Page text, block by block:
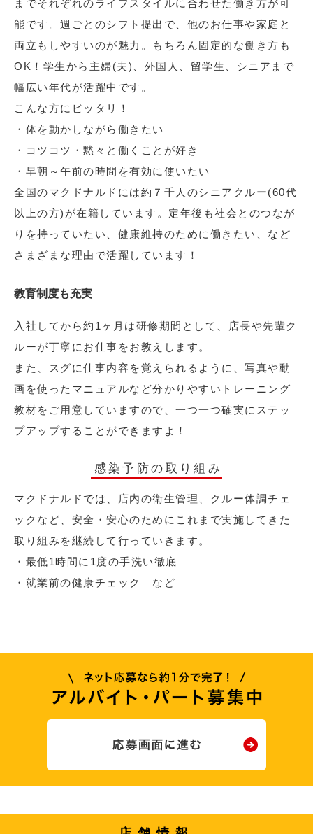
までそれぞれのライフスタイルに合わせた働き方が可
能です。週ごとのシフト提出で、他のお仕事や家庭と
両立もしやすいのが魅力。もちろん固定的な働き方も
OK！学生から主婦(夫)、外国人、留学生、シニアまで
幅広い年代が活躍中です。
こんな方にピッタリ！
・体を動かしながら働きたい
・コツコツ・黙々と働くことが好き
・早朝～午前の時間を有効に使いたい
全国のマクドナルドには約７千人のシニアクルー(60代
以上の方)が在籍しています。定年後も社会とのつなが
りを持っていたい、健康維持のために働きたい、など
さまざまな理由で活躍しています！
教育制度も充実
入社してから約1ヶ月は研修期間として、店長や先輩ク
ルーが丁寧にお仕事をお教えします。
また、スグに仕事内容を覚えられるように、写真や動
画を使ったマニュアルなど分かりやすいトレーニング
教材をご用意していますので、一つ一つ確実にステッ
プアップすることができますよ！
感染予防の取り組み
マクドナルドでは、店内の衛生管理、クルー体調チェ
ックなど、安全・安心のためにこれまで実施してきた
取り組みを継続して行っていきます。
・最低1時間に1度の手洗い徹底
・就業前の健康チェック など